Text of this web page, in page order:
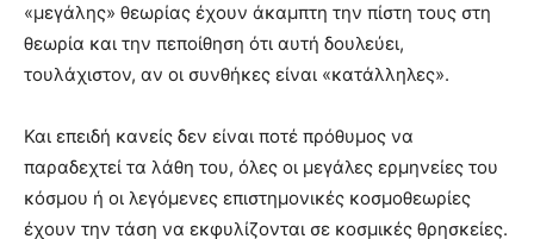
«μεγάλης» θεωρίας έχουν άκαμπτη την πίστη τους στη
θεωρία και την πεποίθηση ότι αυτή δουλεύει,
τουλάχιστον, αν οι συνθήκες είναι «κατάλληλες».
Και επειδή κανείς δεν είναι ποτέ πρόθυμος να
παραδεχτεί τα λάθη του, όλες οι μεγάλες ερμηνείες του
κόσμου ή οι λεγόμενες επιστημονικές κοσμοθεωρίες
έχουν την τάση να εκφυλίζονται σε κοσμικές θρησκείες.